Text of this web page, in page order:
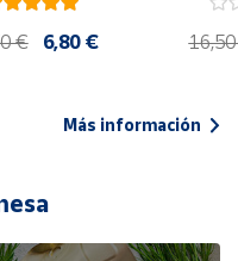
€ 6,80 €
Más información